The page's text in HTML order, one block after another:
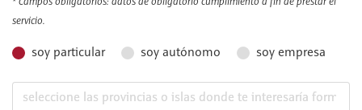
servicio.
soy particular soy autónomo soy empresa